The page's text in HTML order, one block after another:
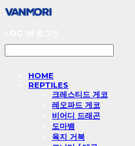
HOME
REPTILES
크레스티드 게코
레오파드 게코
비어디 드래곤
도마뱀
육지 거북